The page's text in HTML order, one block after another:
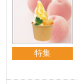
特集